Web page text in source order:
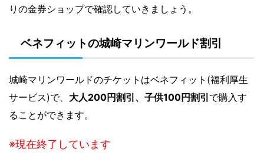
りの金券ショップで確認していきましょう。
ベネフィットの城崎マリンワールド割引
城崎マリンワールドのチケットはベネフィット(福利厚生
サービス)で、 大人200円割引、子供100円割引 で購入す
ることができます。
※現在終了しています